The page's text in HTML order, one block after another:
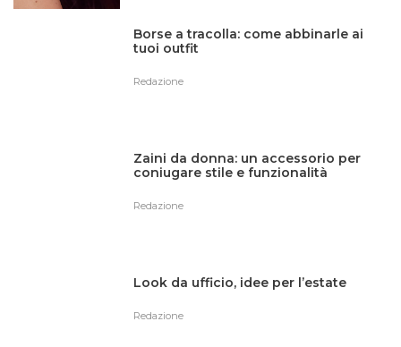
Borse a tracolla: come abbinarle ai
tuoi outfit
Redazione
Zaini da donna: un accessorio per
coniugare stile e funzionalità
Redazione
Look da ufficio, idee per l’estate
Redazione